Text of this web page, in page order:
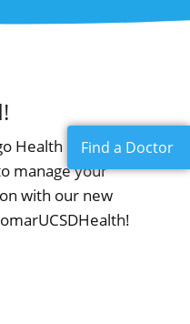
Health now
manage your
with our new
Find a Doctor